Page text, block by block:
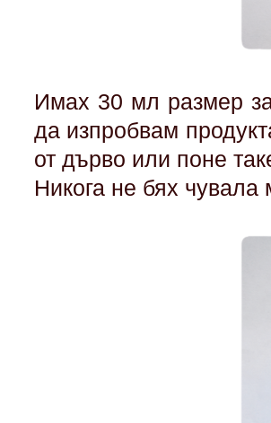
Имах 30 мл размер
да изпробвам
от дърво или поне
Никога не бях